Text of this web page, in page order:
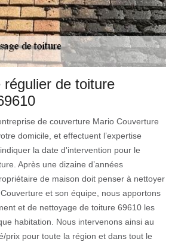
régulier de toiture
de couverture Mario Couverture
domicile, et effectuent l’expertise
la date d'intervention pour le
Après une dizaine d’années
de maison doit penser à nettoyer
et son équipe, nous apportons
et de nettoyage de toiture 69610 les
habitation. Nous intervenons ainsi au
prix pour toute la région et dans tout le